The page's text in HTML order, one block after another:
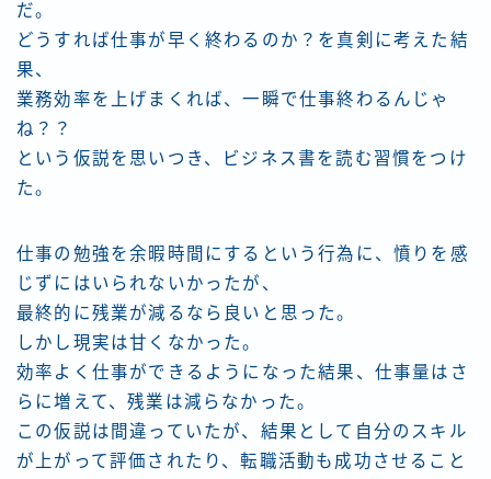
だ。
どうすれば仕事が早く終わるのか？を真剣に考えた結
果、
業務効率を上げまくれば、一瞬で仕事終わるんじゃ
ね？？
という仮説を思いつき、ビジネス書を読む習慣をつけ
た。
仕事の勉強を余暇時間にするという行為に、憤りを感
じずにはいられないかったが、
最終的に残業が減るなら良いと思った。
しかし現実は甘くなかった。
効率よく仕事ができるようになった結果、 仕事量はさ
らに増えて、残業は減らなかった。
この仮説は間違っていたが、結果として自分のスキル
が上がって評価されたり、転職活動も成功させること